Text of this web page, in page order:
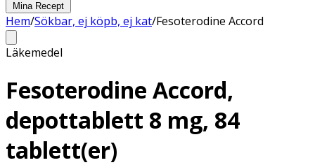
Mina Recept
Hem/Sökbar, ej köpb, ej kat/Fesoterodine Accord
Läkemedel
Fesoterodine Accord,
depottablett 8 mg, 84
tablett(er)